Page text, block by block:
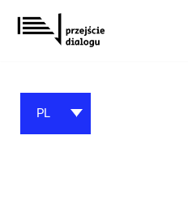
Przejdź
do
PL